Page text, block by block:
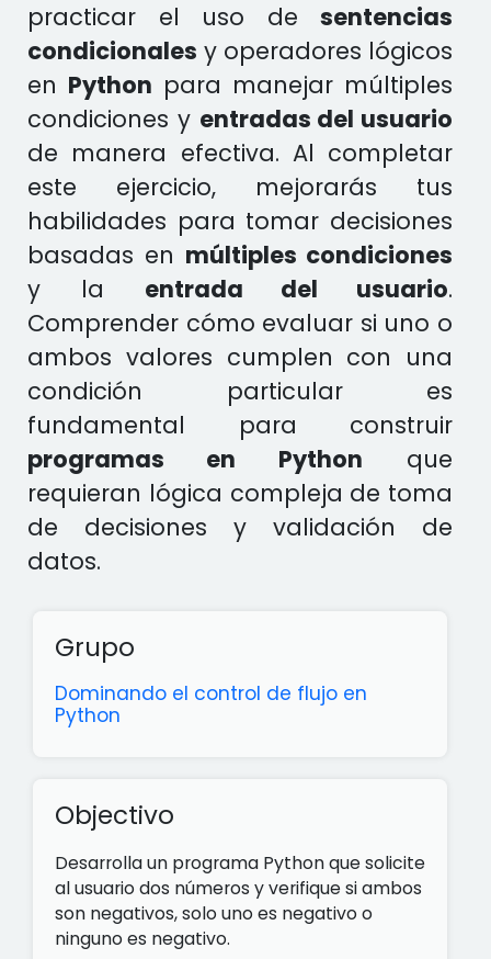
practicar el uso de sentencias
condicionales y operadores lógicos
en Python para manejar múltiples
condiciones y entradas del usuario
de manera efectiva. Al completar
este ejercicio, mejorarás tus
habilidades para tomar decisiones
basadas en múltiples condiciones
y la entrada del usuario.
Comprender cómo evaluar si uno o
ambos valores cumplen con una
condición particular es
fundamental para construir
programas en Python que
requieran lógica compleja de toma
de decisiones y validación de
datos.
Grupo
Dominando el control de flujo en
Python
Objectivo
Desarrolla un programa Python que solicite
al usuario dos números y verifique si ambos
son negativos, solo uno es negativo o
ninguno es negativo.